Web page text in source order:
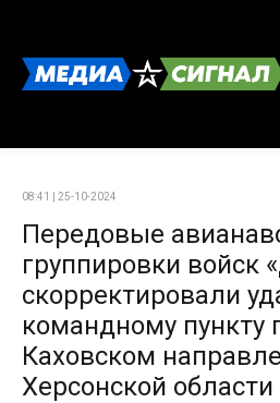
08:41 | 25-10-2024
Передовые
группировки войск
скорректировали
командному пункту
Каховском
Херсонской области